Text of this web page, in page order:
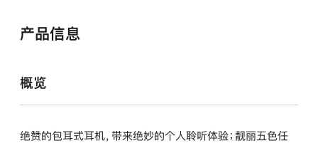
产品信息
概览
绝赞的包耳式耳机，带来绝妙的个人聆听体验；靓丽五色任